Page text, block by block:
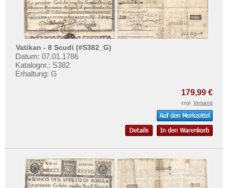
Vatikan - 8 Scudi (#S382_G)
Datum: 07.01.1786
Katalognr.: S382
Erhaltung: G
179,99 €
zzgl. Versand